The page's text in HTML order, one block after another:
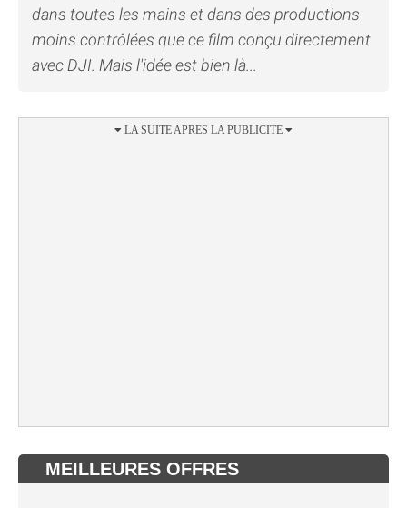
dans toutes les mains et dans des productions
moins contrôlées que ce film conçu directement
avec DJI. Mais l'idée est bien là...
MEILLEURES OFFRES